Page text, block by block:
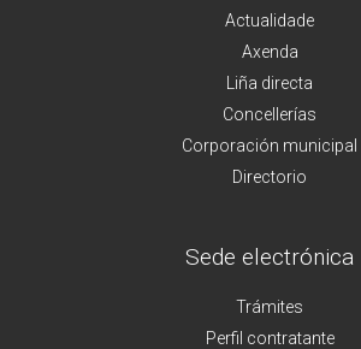
Actualidade
Axenda
Liña directa
Concellerías
Corporación municipal
Directorio
Sede electrónica
Trámites
Perfil contratante